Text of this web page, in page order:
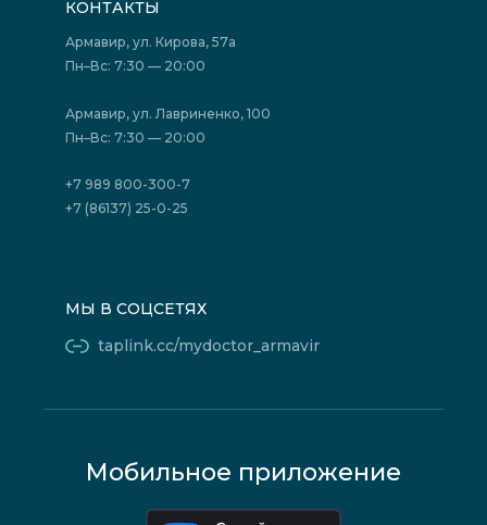
Лицензии
Фотогалерея
Политика конфиденциальности
Акции
Подготовка к сдаче анализов
Акции
Отзывы
Государственные программы
Юридическим лицам
КОНТАКТЫ
Армавир, ул. Кирова, 57а
Пн–Вс: 7:30 — 20:00
Армавир, ул. Лавриненко, 100
Пн–Вс: 7:30 — 20:00
+7 989 800-300-7
+7 (86137) 25-0-25
МЫ В СОЦСЕТЯХ
taplink.cc/mydoctor_armavir
Мобильное приложение